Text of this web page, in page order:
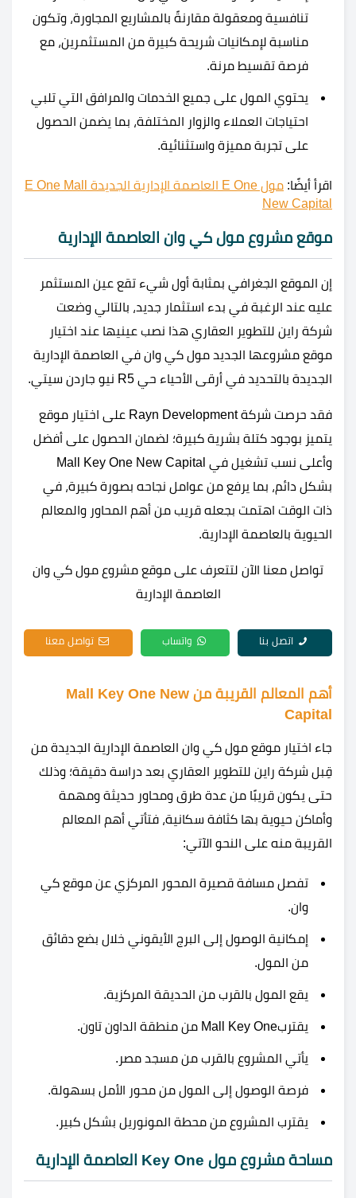
تنافسية ومعقولة مقارنةً بالمشاريع المجاورة، وتكون
مناسبة لإمكانيات شريحة كبيرة من المستثمرين، مع
فرصة تقسيط مرنة.
يحتوي المول على جميع الخدمات والمرافق التي تلبي
احتياجات العملاء والزوار المختلفة، بما يضمن الحصول
على تجربة مميزة واستثنائية.
اقرأ أيضًا:
مول E One العاصمة الإدارية الجديدة E One Mall
New Capital
موقع مشروع مول كي وان العاصمة الإدارية
إن الموقع الجغرافي بمثابة أول شيء تقع عين المستثمر
عليه عند الرغبة في بدء استثمار جديد، بالتالي وضعت
شركة راين للتطوير العقاري هذا نصب عينيها عند اختيار
موقع مشروعها الجديد مول كي وان في العاصمة الإدارية
الجديدة بالتحديد في أرقى الأحياء حي R5 نيو جاردن سيتي.
فقد حرصت شركة Rayn Development على اختيار موقع
يتميز بوجود كتلة بشرية كبيرة؛ لضمان الحصول على أفضل
وأعلى نسب تشغيل في Mall Key One New Capital
بشكل دائم، بما يرفع من عوامل نجاحه بصورة كبيرة، في
ذات الوقت اهتمت بجعله قريب من أهم المحاور والمعالم
الحيوية بالعاصمة الإدارية.
تواصل معنا الآن لتتعرف على موقع مشروع مول كي وان
العاصمة الإدارية
اتصل بنا واتساب تواصل معنا
أهم المعالم القريبة من Mall Key One New
Capital
جاء اختيار موقع مول كي وان العاصمة الإدارية الجديدة من
قِبل شركة راين للتطوير العقاري بعد دراسة دقيقة؛ وذلك
حتى يكون قريبًا من عدة طرق ومحاور حديثة ومهمة
وأماكن حيوية بها كثافة سكانية، فتأتي أهم المعالم
القريبة منه على النحو الآتي:
تفصل مسافة قصيرة المحور المركزي عن موقع كي
وان.
إمكانية الوصول إلى البرج الأيقوني خلال بضع دقائق
من المول.
يقع المول بالقرب من الحديقة المركزية.
يقتربMall Key One من منطقة الداون تاون.
يأتي المشروع بالقرب من مسجد مصر.
فرصة الوصول إلى المول من محور الأمل بسهولة.
يقترب المشروع من محطة المونوريل بشكل كبير.
مساحة مشروع مول Key One العاصمة الإدارية